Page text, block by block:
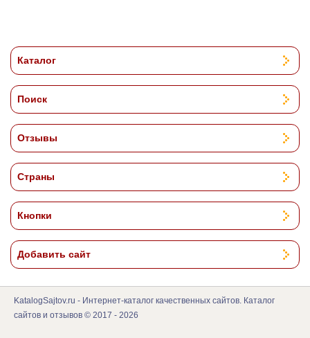
Каталог
Поиск
Отзывы
Страны
Кнопки
Добавить сайт
KatalogSajtov.ru - Интернет-каталог качественных сайтов. Каталог
сайтов и отзывов © 2017 - 2026